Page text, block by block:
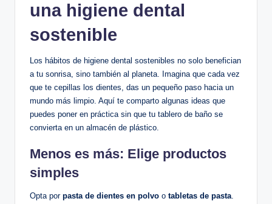
una higiene dental
sostenible
Los hábitos de higiene dental sostenibles no solo benefician
a tu sonrisa, sino también al planeta. Imagina que cada vez
que te cepillas los dientes, das un pequeño paso hacia un
mundo más limpio. Aquí te comparto algunas ideas que
puedes poner en práctica sin que tu tablero de baño se
convierta en un almacén de plástico.
Menos es más: Elige productos
simples
Opta por pasta de dientes en polvo o tabletas de pasta.